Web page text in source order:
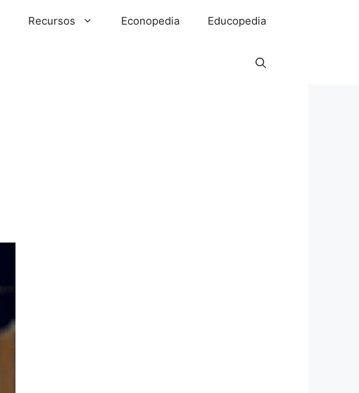
Recursos Econopedia Educopedia